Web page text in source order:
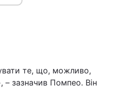
те, що, можливо,
– зазначив Помпео. Він